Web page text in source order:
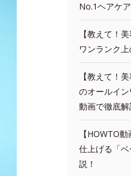
No.1ヘアケ
【教えて！
ワンランク
【教えて！
のオールイ
動画で徹底解
【HOWTO
仕上げる「
説！